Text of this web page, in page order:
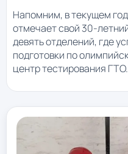
Напомним, в текущем
отмечает свой 30-
девять отделений, где
подготовки по
центр тестирования ГТО.